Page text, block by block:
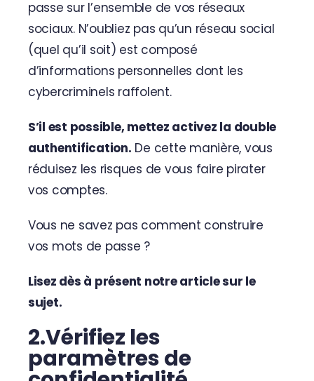
passe sur l’ensemble de vos réseaux
sociaux. N’oubliez pas qu’un réseau social
(quel qu’il soit) est composé
d’informations personnelles dont les
cybercriminels raffolent.
S’il est possible, mettez activez la double
authentification. De cette manière, vous
réduisez les risques de vous faire pirater
vos comptes.
Vous ne savez pas comment construire
vos mots de passe ?
Lisez dès à présent notre article sur le
sujet.
2.Vérifiez les
paramètres de